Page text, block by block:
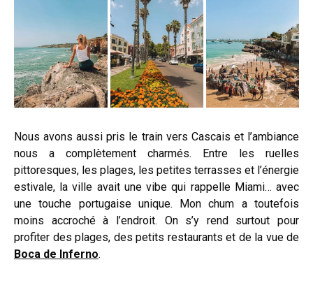
Nous avons aussi pris le train vers Cascais et l’ambiance
nous a complètement charmés. Entre les ruelles
pittoresques, les plages, les petites terrasses et l’énergie
estivale, la ville avait une vibe qui rappelle Miami… avec
une touche portugaise unique. Mon chum a toutefois
moins accroché à l’endroit. On s’y rend surtout pour
profiter des plages, des petits restaurants et de la vue de
Boca de Inferno.